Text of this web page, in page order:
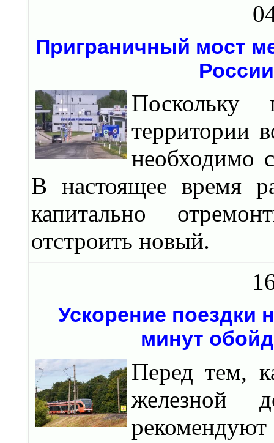
Приграничный мост
Поскольку
территории
необходимо
В настоящее время
капитально
отстроить новый.
Ускорение поездки
минут
Перед тем,
железной